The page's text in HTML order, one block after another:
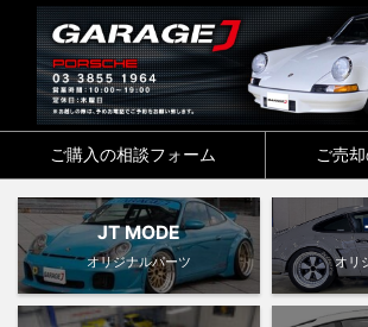
ご購入の相談フォーム ご売
JT MODE
オリジナルパーツ オリ